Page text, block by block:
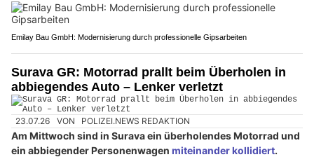
Emilay Bau GmbH: Modernisierung durch professionelle Gipsarbeiten
Surava GR: Motorrad prallt beim Überholen in
abbiegendes Auto – Lenker verletzt
23.07.26 VON POLIZEI.NEWS REDAKTION
Am Mittwoch sind in Surava ein überholendes Motorrad und
ein abbiegender Personenwagen miteinander kollidiert.